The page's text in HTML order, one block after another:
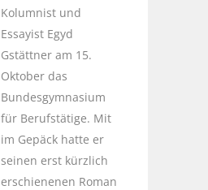
Kolumnist und
Essayist Egyd
Gstättner am 15.
Oktober das
Bundesgymnasium
für Berufstätige. Mit
im Gepäck hatte er
seinen erst kürzlich
erschienenen Roman